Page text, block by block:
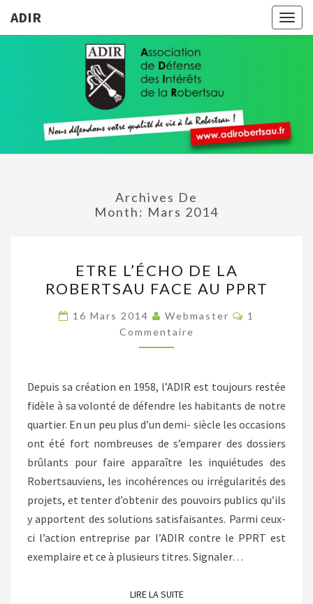
ADIR
ADIR
Votre
Qualité
De Vie À
Robertsau
Archives De
Month: Mars 2014
L’ÉCHO
DE
LA
ROBERTSAU
FACE
PPRT
ETRE L’ÉCHO DE LA
ROBERTSAU FACE AU PPRT
16 Mars 2014 Webmaster
1
Commentaire
Depuis sa création en 1958, l’ADIR est toujours restée
fidèle à sa volonté de défendre les habitants de notre
quartier. En un peu plus d’un demi- siècle les occasions
ont été fort nombreuses de s’emparer des dossiers
brûlants pour faire apparaître les inquiétudes des
Robertsauviens, les incohérences ou irrégularités des
projets, et tenter d’obtenir des pouvoirs publics qu’ils
y apportent des solutions satisfaisantes. Parmi ceux-
ci l’action entreprise par l’ADIR contre le PPRT est
exemplaire et ce à plusieurs titres. Signaler…
LIRE LA SUITELIRE LA SUITE